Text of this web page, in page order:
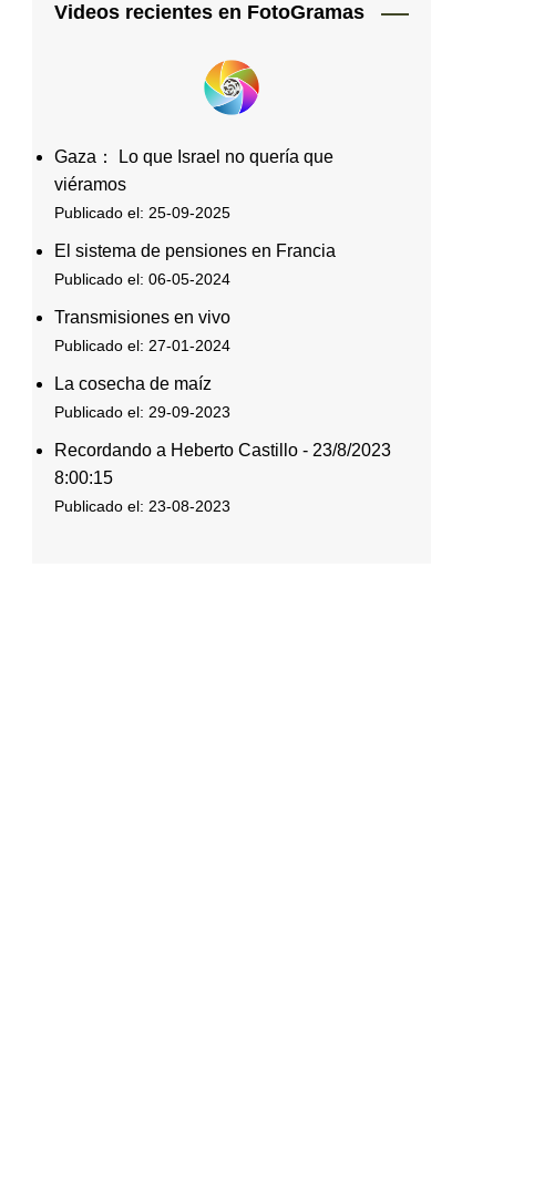
Videos recientes en FotoGramas
Gaza： Lo que Israel no quería que
viéramos
Publicado el: 25-09-2025
El sistema de pensiones en Francia
Publicado el: 06-05-2024
Transmisiones en vivo
Publicado el: 27-01-2024
La cosecha de maíz
Publicado el: 29-09-2023
Recordando a Heberto Castillo - 23/8/2023
8:00:15
Publicado el: 23-08-2023